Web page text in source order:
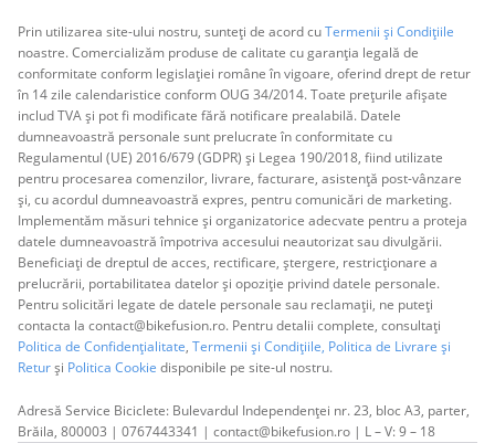
Prin utilizarea site-ului nostru, sunteți de acord cuTermenii și Condițiile
noastre. Comercializăm produse de calitate cu garanția legală de
conformitate conform legislației române în vigoare, oferind drept de retur
în 14 zile calendaristice conform OUG 34/2014. Toate prețurile afișate
includ TVA și pot fi modificate fără notificare prealabilă. Datele
dumneavoastră personale sunt prelucrate în conformitate cu
Regulamentul (UE) 2016/679 (GDPR) și Legea 190/2018, fiind utilizate
pentru procesarea comenzilor, livrare, facturare, asistență post-vânzare
și, cu acordul dumneavoastră expres, pentru comunicări de marketing.
Implementăm măsuri tehnice și organizatorice adecvate pentru a proteja
datele dumneavoastră împotriva accesului neautorizat sau divulgării.
Beneficiați de dreptul de acces, rectificare, ștergere, restricționare a
prelucrării, portabilitatea datelor și opoziție privind datele personale.
Pentru solicitări legate de datele personale sau reclamații, ne puteți
contacta la contact@bikefusion.ro. Pentru detalii complete, consultați
Politica de Confidențialitate, Termenii și Condițiile, Politica de Livrare și
Returși Politica Cookie disponibile pe site-ul nostru.
Adresă Service Biciclete: Bulevardul Independenței nr. 23, bloc A3, parter,
Brăila, 800003 | 0767443341 | contact@bikefusion.ro | L – V: 9 – 18